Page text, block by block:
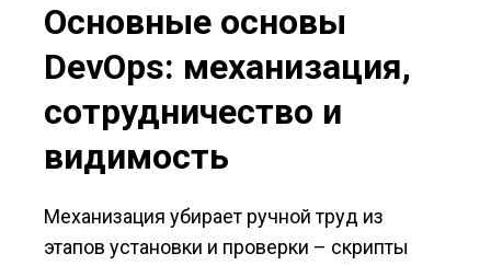
Основные основы
DevOps: механизация,
сотрудничество и
видимость
Механизация убирает ручной труд из
этапов установки и проверки – скрипты